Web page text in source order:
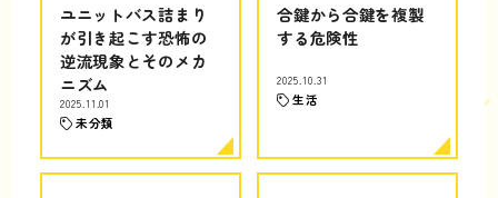
ユニットバス詰まり
が引き起こす恐怖の
逆流現象とそのメカ
ニズム
2025.11.01
未分類
合鍵から合鍵を複製
する危険性
2025.10.31
生活